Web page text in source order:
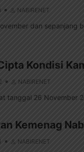
NABIRENET
dan sepanjang
Kondisi
NABIRENET
tanggal 26 November
Kemenag
NABIRENET